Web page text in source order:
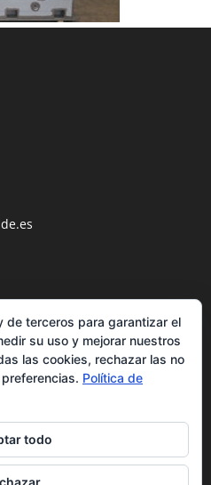
de terceros para garantizar el
su uso y mejorar nuestros
las cookies, rechazar las no
Política de
todo